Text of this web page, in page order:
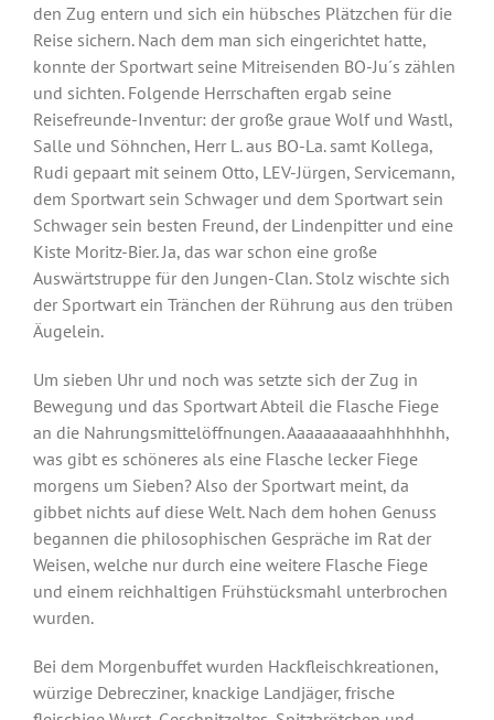
den Zug entern und sich ein hübsches Plätzchen für die
Reise sichern. Nach dem man sich eingerichtet hatte,
konnte der Sportwart seine Mitreisenden BO-Ju´s zählen
und sichten. Folgende Herrschaften ergab seine
Reisefreunde-Inventur: der große graue Wolf und Wastl,
Salle und Söhnchen, Herr L. aus BO-La. samt Kollega,
Rudi gepaart mit seinem Otto, LEV-Jürgen, Servicemann,
dem Sportwart sein Schwager und dem Sportwart sein
Schwager sein besten Freund, der Lindenpitter und eine
Kiste Moritz-Bier. Ja, das war schon eine große
Auswärtstruppe für den Jungen-Clan. Stolz wischte sich
der Sportwart ein Tränchen der Rührung aus den trüben
Äugelein.
Um sieben Uhr und noch was setzte sich der Zug in
Bewegung und das Sportwart Abteil die Flasche Fiege
an die Nahrungsmittelöffnungen. Aaaaaaaaaahhhhhhh,
was gibt es schöneres als eine Flasche lecker Fiege
morgens um Sieben? Also der Sportwart meint, da
gibbet nichts auf diese Welt. Nach dem hohen Genuss
begannen die philosophischen Gespräche im Rat der
Weisen, welche nur durch eine weitere Flasche Fiege
und einem reichhaltigen Frühstücksmahl unterbrochen
wurden.
Bei dem Morgenbuffet wurden Hackfleischkreationen,
würzige Debrecziner, knackige Landjäger, frische